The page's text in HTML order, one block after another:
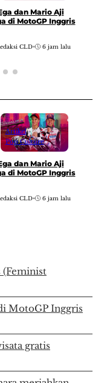
dan Mario Aji
di MotoGP Inggris
CLD• 6 jam lalu
Artikel
Pop Culture
dan Mario Aji
di MotoGP Inggris
CLD• 6 jam lalu
(Feminist
MotoGP Inggris
gratis